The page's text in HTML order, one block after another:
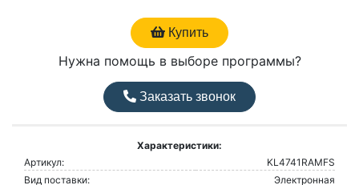
Купить
Нужна помощь в выборе программы?
Заказать звонок
Характеристики:
Артикул:
KL4741RAMFS
Вид поставки:
Электронная